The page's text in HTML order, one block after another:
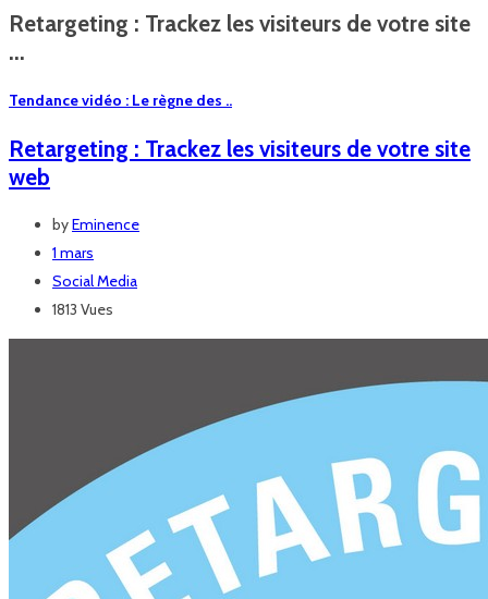
Retargeting : Trackez les visiteurs de votre site
...
Tendance vidéo : Le règne des ..
Retargeting : Trackez les visiteurs de votre site
web
byEminence
1 mars
Social Media
1813 Vues